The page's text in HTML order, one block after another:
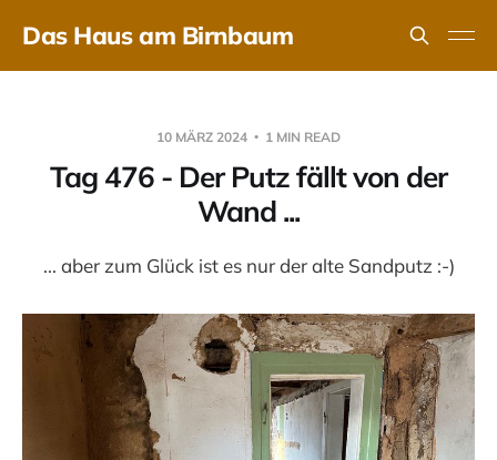
Das Haus am Birnbaum
10 MÄRZ 2024 1 MIN READ
Tag 476 - Der Putz fällt von der
Wand ...
... aber zum Glück ist es nur der alte Sandputz :-)